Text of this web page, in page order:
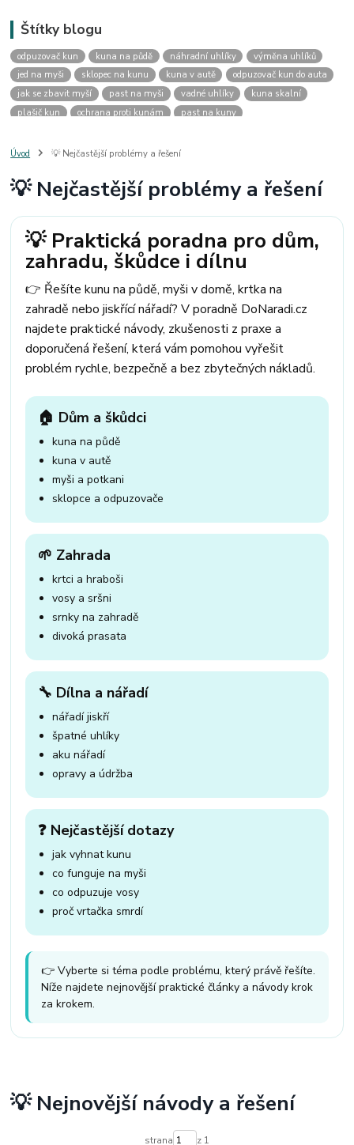
Štítky blogu
odpuzovač kun kuna na půdě náhradní uhlíky
výměna uhlíků
jed na myši
sklopec na kunu kuna v autě
odpuzovač kun do auta
jak se zbavit myší
past na myši vadné uhlíky
kuna skalní
plašič kun
ochrana proti kunám
past na kuny
past na kunu
myši v domě odpuzovač myší
štěnice
štěnice v hotelu jak se zbavit kuny
kuna ve střeše
mravenci a mšice
uhlíky do nářadí
uhlíky do nařadí
uhlíky do vysavače
uhlíky do pračky uhlíky do
uhlíky parkside
uhlíky ferm uhlíky makita
uhlíkové kartáče
kde sehnat uhlíky
kde koupit uhlíky
Úvod 💡 Nejčastější problémy a řešení
💡 Nejčastější problémy a řešení
💡 Praktická poradna pro dům,
zahradu, škůdce i dílnu
👉 Řešíte kunu na půdě, myši v domě, krtka na
zahradě nebo jiskřící nářadí? V poradně DoNaradi.cz
najdete praktické návody, zkušenosti z praxe a
doporučená řešení, která vám pomohou vyřešit
problém rychle, bezpečně a bez zbytečných nákladů.
🏠 Dům a škůdci
kuna na půdě
kuna v autě
myši a potkani
sklopce a odpuzovače
🌱 Zahrada
krtci a hraboši
vosy a sršni
srnky na zahradě
divoká prasata
🔧 Dílna a nářadí
nářadí jiskří
špatné uhlíky
aku nářadí
opravy a údržba
❓ Nejčastější dotazy
jak vyhnat kunu
co funguje na myši
co odpuzuje vosy
proč vrtačka smrdí
👉 Vyberte si téma podle problému, který právě řešíte.
Níže najdete nejnovější praktické články a návody krok
za krokem.
💡 Nejnovější návody a řešení
strana z 1